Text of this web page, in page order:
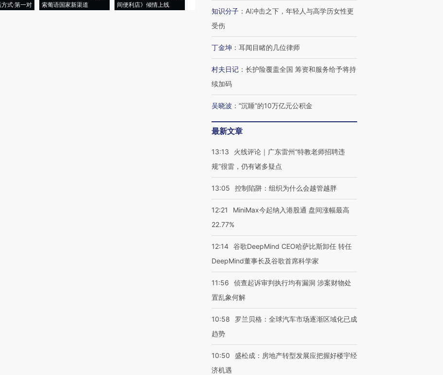
式·第一对
索葡语国家新渠道
间便利店》倾情上线
知识分子 ： AI冲击之下，年轻人与高学历女性更
受伤
丁金坤 ： 耳闻目睹的几位律师
村夫日记 ： 长护险覆盖全国 筹资和服务给予将持
续加码
吴晓波 ： “沉睡”的10万亿元公积金
最新文章
13:13
火线评论｜广东雷州“特教老师招聘违
规”很雷，仍有诸多疑点
13:05 控制陷阱：组织为什么会越管越胖
12:21
MiniMax今起纳入港股通 盘间涨幅最高
22.77%
12:14 谷歌DeepMind CEO哈萨比斯卸任 转任
DeepMind董事长及谷歌首席科学家
11:56
侦查起诉审判执行均有漏洞 涉案财物处
置乱象何解
10:58
罗兰贝格：全球汽车市场逐渐区域化已成
趋势
10:50
盛松成：房地产转型发展应把握好楼宇经
济机遇